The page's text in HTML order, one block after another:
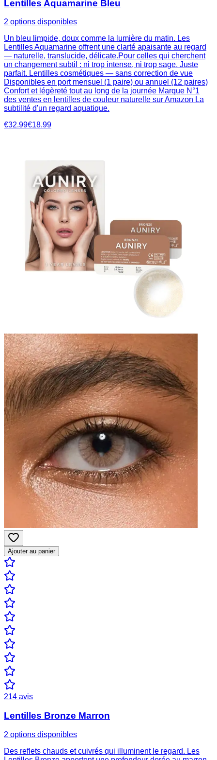
Lentilles Aquamarine Bleu
2 options disponibles
Un bleu limpide, doux comme la lumière du matin. Les
Lentilles Aquamarine offrent une clarté apaisante au regard
— naturelle, translucide, délicate.Pour celles qui cherchent
un changement subtil : ni trop intense, ni trop sage. Juste
parfait. Lentilles cosmétiques — sans correction de vue
Disponibles en port mensuel (1 paire) ou annuel (12 paires)
Confort et légèreté tout au long de la journée Marque N°1
des ventes en lentilles de couleur naturelle sur Amazon La
subtilité d'un regard aquatique.
€32.99€18.99
Ajouter au panier
214 avis
Lentilles Bronze Marron
2 options disponibles
Des reflets chauds et cuivrés qui illuminent le regard. Les